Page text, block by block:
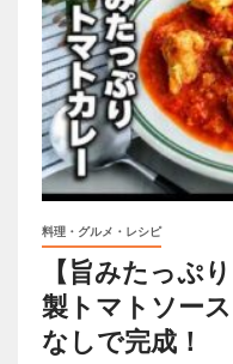
料理・グルメ・レシピ
【旨みたっぷ
製トマトソー
なしで完成！